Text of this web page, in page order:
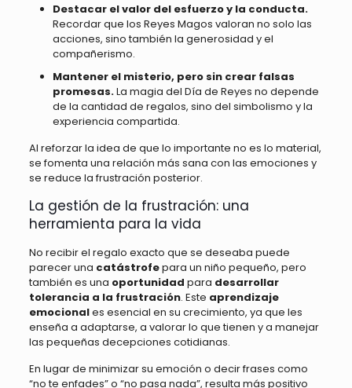
Destacar el valor del esfuerzo y la conducta.
Recordar que los Reyes Magos valoran no solo las
acciones, sino también la generosidad y el
compañerismo.
Mantener el misterio, pero sin crear falsas
promesas.La magia del Día de Reyes no depende
de la cantidad de regalos, sino del simbolismo y la
experiencia compartida.
Al reforzar la idea de que lo importante no es lo material,
se fomenta una relación más sana con las emociones y
se reduce la frustración posterior.
La gestión de la frustración: una
herramienta para la vida
No recibir el regalo exacto que se deseaba puede
parecer una catástrofepara un niño pequeño, pero
también es una oportunidad para desarrollar
tolerancia a la frustración. Este aprendizaje
emocionales esencial en su crecimiento, ya que les
enseña a adaptarse, a valorar lo que tienen y a manejar
las pequeñas decepciones cotidianas.
En lugar de minimizar su emoción o decir frases como
“no te enfades” o “no pasa nada”, resulta más positivo